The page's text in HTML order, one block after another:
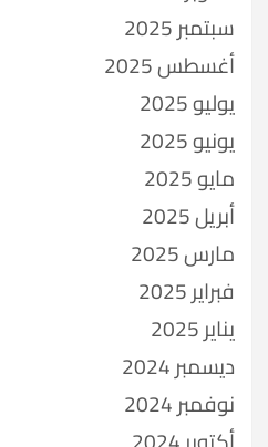
سبتمبر 2025
أغسطس 2025
يوليو 2025
يونيو 2025
مايو 2025
أبريل 2025
مارس 2025
فبراير 2025
يناير 2025
ديسمبر 2024
نوفمبر 2024